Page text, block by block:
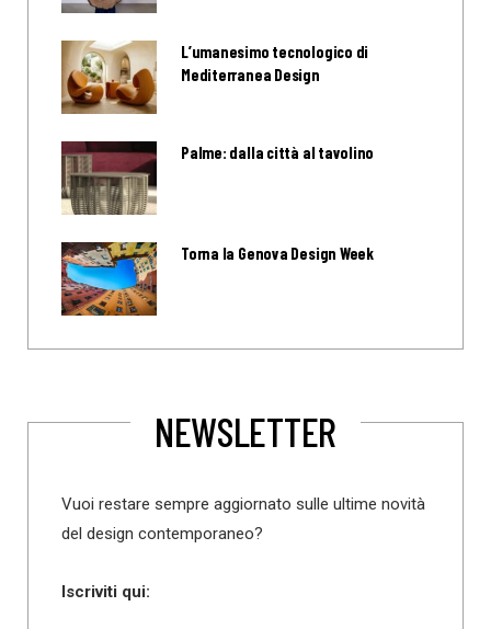
L’umanesimo tecnologico di
Mediterranea Design
Palme: dalla città al tavolino
Torna la Genova Design Week
NEWSLETTER
Vuoi restare sempre aggiornato sulle ultime novità
del design contemporaneo?
Iscriviti qui: